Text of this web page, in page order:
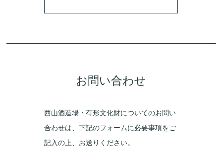
お問い合わせ
西山酒造場・有形文化財についてのお問い
合わせは、下記のフォームに必要事項をご
記入の上、お送りください。